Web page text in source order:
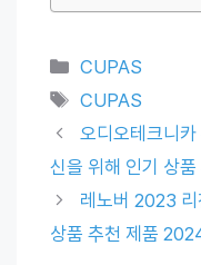
Categories
CUPAS
Tags
CUPAS
오디오테크니
신을 위해 인기 상
레노버 2023 리
상품 추천 제품